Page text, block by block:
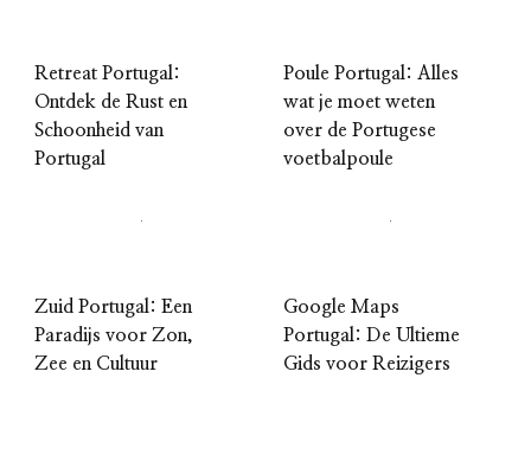
Retreat Portugal:
Ontdek de Rust en
Schoonheid van
Portugal
Poule Portugal: Alles
wat je moet weten
over de Portugese
voetbalpoule
Zuid Portugal: Een
Paradijs voor Zon,
Zee en Cultuur
Google Maps
Portugal: De Ultieme
Gids voor Reizigers